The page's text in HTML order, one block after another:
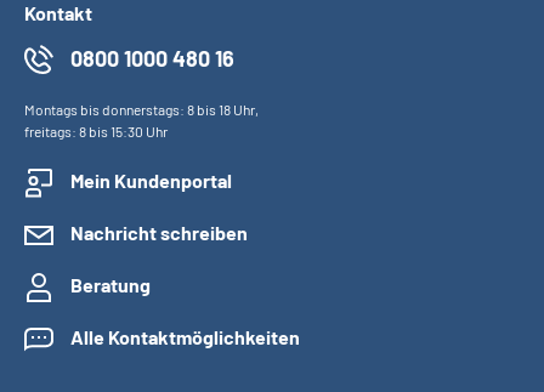
Kontakt
0800 1000 480 16
Montags bis donnerstags: 8 bis 18 Uhr,
freitags: 8 bis 15:30 Uhr
Mein Kundenportal
Nachricht schreiben
Beratung
Alle Kontaktmöglichkeiten